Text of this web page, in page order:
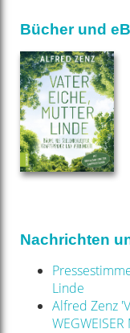
Bücher und
Nachrichten
Linde
Alfred Zenz